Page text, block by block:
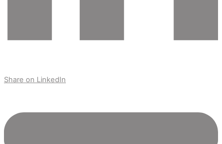
Share on LinkedIn